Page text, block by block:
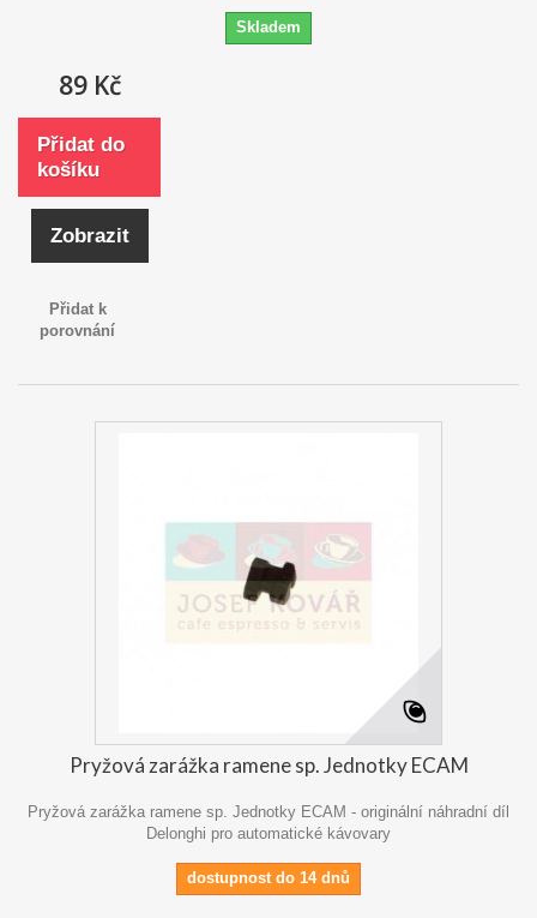
Skladem
89 Kč
Přidat do
košíku
Zobrazit
Přidat k
porovnání
Pryžová zarážka ramene sp. Jednotky ECAM
Pryžová zarážka ramene sp. Jednotky ECAM - originální náhradní díl
Delonghi pro automatické kávovary
dostupnost do 14 dnů